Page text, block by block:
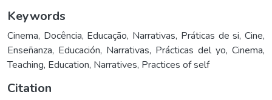
Keywords
Cinema, Docência, Educação, Narrativas, Práticas de si,Cine,
Enseñanza, Educación, Narrativas, Prácticas del yo, Cinema,
Teaching, Education, Narratives, Practices of self
Citation